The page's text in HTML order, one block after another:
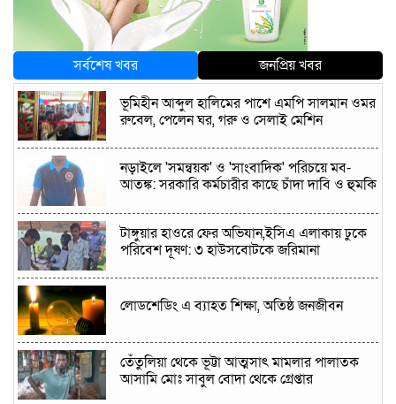
সর্বশেষ খবর
জনপ্রিয় খবর
ভূমিহীন আব্দুল হালিমের পাশে এমপি সালমান ওমর
রুবেল, পেলেন ঘর, গরু ও সেলাই মেশিন
নড়াইলে 'সমন্বয়ক' ও 'সাংবাদিক' পরিচয়ে মব-
আতঙ্ক: সরকারি কর্মচারীর কাছে চাঁদা দাবি ও হুমকি
টাঙ্গুয়ার হাওরে ফের অভিযান,ইসিএ এলাকায় ঢুকে
পরিবেশ দূষণ: ৩ হাউসবোটকে জরিমানা
লোডশেডিং এ ব্যাহত শিক্ষা, অতিষ্ঠ জনজীবন
তেঁতুলিয়া থেকে ভূট্টা আত্মসাৎ মামলার পালাতক
আসামি মোঃ সাবুল বোদা থেকে গ্রেপ্তার